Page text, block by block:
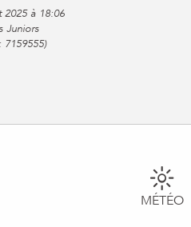
2025 à 18:06
Juniors
7159555)
MÉTÉO